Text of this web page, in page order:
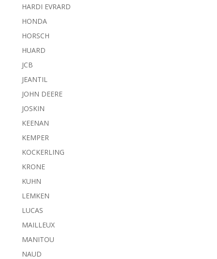
HARDI EVRARD
HONDA
HORSCH
HUARD
JCB
JEANTIL
JOHN DEERE
JOSKIN
KEENAN
KEMPER
KOCKERLING
KRONE
KUHN
LEMKEN
LUCAS
MAILLEUX
MANITOU
NAUD